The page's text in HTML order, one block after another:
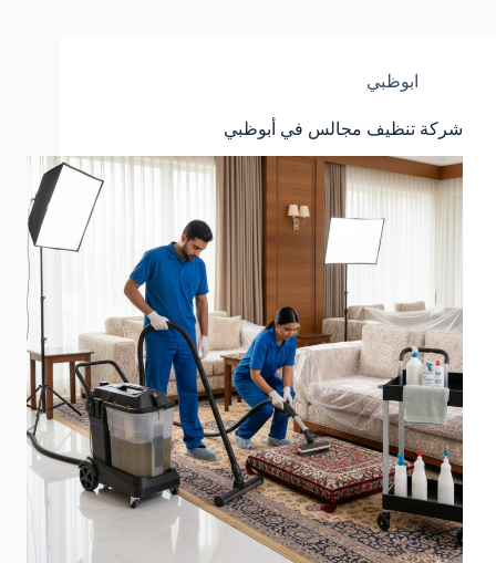
ابوظبي
شركة تنظيف مجالس في أبوظبي